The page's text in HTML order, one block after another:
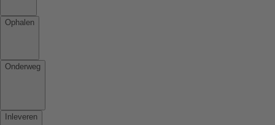
Ophalen
Onderweg
Inleveren